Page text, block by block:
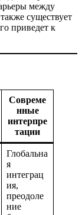
между
существует
приведет к
Совреме
нные
интерпре
тации
Глобальна
я
интеграц
ия,
преодоле
ние